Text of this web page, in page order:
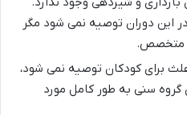
این دوران توصیه نمی شود مگر
متخصص.
برای کودکان توصیه نمی شود،
گروه سنی به طور کامل مورد